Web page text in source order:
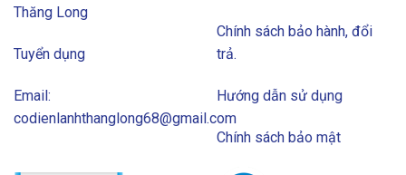
Thăng Long
Tuyển dụng
Email:
codienlanhthanglong68@gmail.com
Chính sách bảo hành, đổi
trả.
Hướng dẫn sử dụng
Chính sách bảo mật